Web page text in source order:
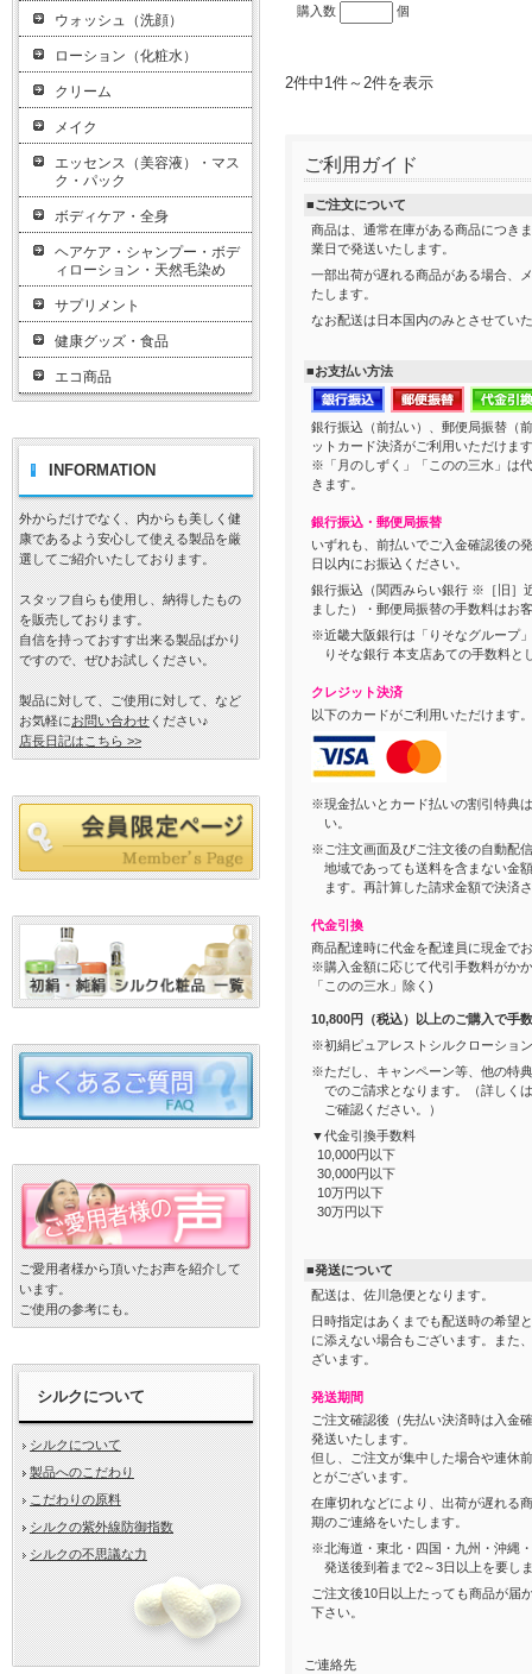
購入数 個
2件中1件～2件を表示
ご利用ガイド
■ご注文について
商品は、通常在庫がある商品につき
業日で発送いたします。
一部出荷が遅れる商品がある場合、
たします。
なお配送は日本国内のみとさせてい
■お支払い方法
銀行振込（前払い）、郵便局振替（
ットカード決済がご利用いただけま
※「月のしずく」「このの三水」は
きます。
銀行振込・郵便局振替
いずれも、前払いでご入金確認後の
日以内にお振込ください。
銀行振込（関西みらい銀行 ※［旧］
ました）・郵便局振替の手数料はお
※近畿大阪銀行は「りそなグループ
りそな銀行 本支店あての手数料と
クレジット決済
以下のカードがご利用いただけます。
※現金払いとカード払いの割引特典
い。
※ご注文画面及びご注文後の自動配
地域であっても送料を含まない金
ます。再計算した請求金額で決済
代金引換
商品配達時に代金を配達員に現金で
※購入金額に応じて代引手数料がか
「このの三水」除く)
10,800円（税込）以上のご購入で手
※初絹ピュアレストシルクローショ
※ただし、キャンペーン等、他の特
でのご請求となります。（詳しく
ご確認ください。）
▼代金引換手数料
10,000円以下
30,000円以下
10万円以下
30万円以下
■発送について
配送は、佐川急便となります。
日時指定はあくまでも配送時の希望
に添えない場合もございます。また
ざいます。
発送期間
ご注文確認後（先払い決済時は入金
発送いたします。
但し、ご注文が集中した場合や連休
とがございます。
在庫切れなどにより、出荷が遅れる
期のご連絡をいたします。
※北海道・東北・四国・九州・沖縄
発送後到着まで2～3日以上を要し
ご注文後10日以上たっても商品が届
下さい。
ご連絡先
ウォッシュ（洗顔）
ローション（化粧水）
クリーム
メイク
エッセンス（美容液）・マス
ク・パック
ボディケア・全身
ヘアケア・シャンプー・ボデ
ィローション・天然毛染め
サプリメント
健康グッズ・食品
エコ商品
INFORMATION
外からだけでなく、内からも美しく健
康であるよう安心して使える製品を厳
選してご紹介いたしております。
スタッフ自らも使用し、納得したもの
を販売しております。
自信を持っておすす出来る製品ばかり
ですので、ぜひお試しください。
製品に対して、ご使用に対して、など
お気軽にお問い合わせください♪
店長日記はこちら >>
ご愛用者様から頂いたお声を紹介して
います。
ご使用の参考にも。
シルクについて
シルクについて
製品へのこだわり
こだわりの原料
シルクの紫外線防御指数
シルクの不思議な力